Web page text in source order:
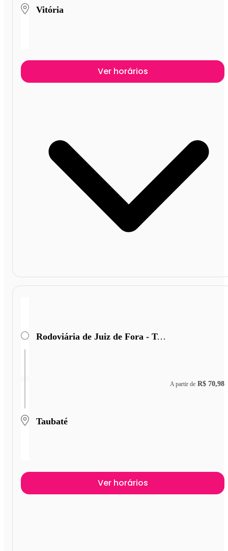
Vitória
Ver horários
Rodoviária de Juiz de Fora - Terminal Miguel Mansu
Taubaté
A partir de R$ 70,98
Ver horários